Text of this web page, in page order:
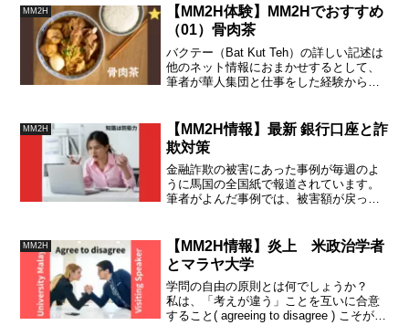
「待った」がかからない限り続行のよう
です。
MM2H
【MM2H体験】MM2Hでおすすめ
（01）骨肉茶
バクテー（Bat Kut Teh）の詳しい記述は
他のネット情報におまかせするとして、
筆者が華人集団と仕事をした経験から、
MM2H
【MM2H情報】最新 銀行口座と詐
欺対策
金融詐欺の被害にあった事例が毎週のよ
うに馬国の全国紙で報道されています。
筆者がよんだ事例では、被害額が戻った
考えると、詐欺事例などの情報収集は必
須です。
MM2H
【MM2H情報】炎上 米政治学者
とマラヤ大学
学問の自由の原則とは何でしょうか？
私は、「考えが違う」ことを互いに合意
すること( agreeing to disagree ) こそが学